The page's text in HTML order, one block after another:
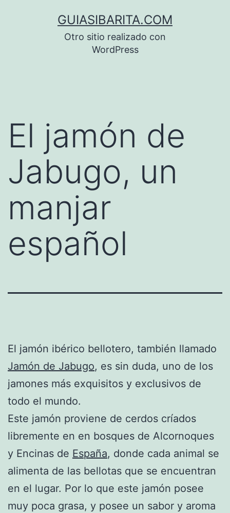
GUIASIBARITA.COM
Otro sitio realizado con
WordPress
El jamón de
Jabugo, un
manjar
español
El jamón ibérico bellotero, también llamado
Jamón de Jabugo, es sin duda, uno de los
jamones más exquisitos y exclusivos de
todo el mundo.
Este jamón proviene de cerdos críados
libremente en en bosques de Alcornoques
y Encinas de España, donde cada animal se
alimenta de las bellotas que se encuentran
en el lugar. Por lo que este jamón posee
muy poca grasa, y posee un sabor y aroma